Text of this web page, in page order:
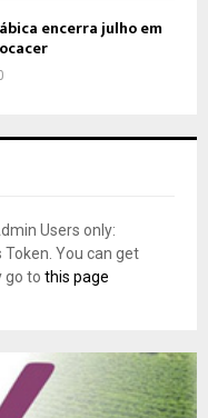
encerra julho em
Users only:
You can get
go to this page